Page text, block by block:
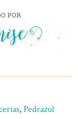
,Pedrazul